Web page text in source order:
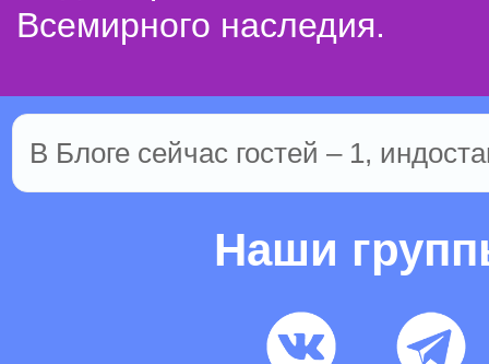
Всемирного наследия.
В Блоге сейчас гостей – 1,
Наши